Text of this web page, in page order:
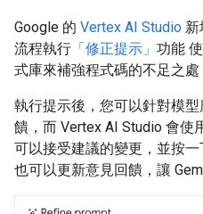
Google 的 Vertex AI Studio 新
流程執行 「修正提示」 功能
式庫來補強程式碼的不足之
執行提示後，您可以針對模
饋，而 Vertex AI Studio 會使
可以接受建議的變更，並按
也可以更新意見回饋，讓